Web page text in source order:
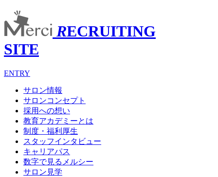
RECRUITING
SITE
ENTRY
サロン情報
サロンコンセプト
採用への想い
教育アカデミーとは
制度・福利厚生
スタッフインタビュー
キャリアパス
数字で見るメルシー
サロン見学